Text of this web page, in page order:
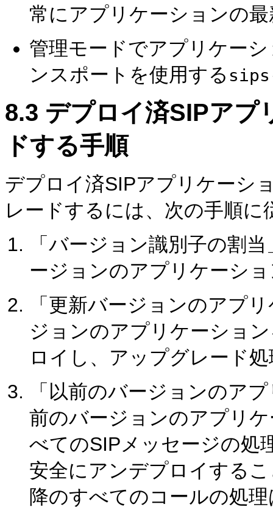
常にアプリケーションの
管理モードでアプリケー
ンスポートを使用する
8.3 デプロイ済SIPアプ
ドする手順
デプロイ済SIPアプリケーシ
レードするには、次の手順に
「バージョン識別子の割
ージョンのアプリケーシ
「更新バージョンのアプ
ジョンのアプリケーショ
ロイし、アップグレード
「以前のバージョンのア
前のバージョンのアプリ
べてのSIPメッセージの処
安全にアンデプロイする
降のすべてのコールの処